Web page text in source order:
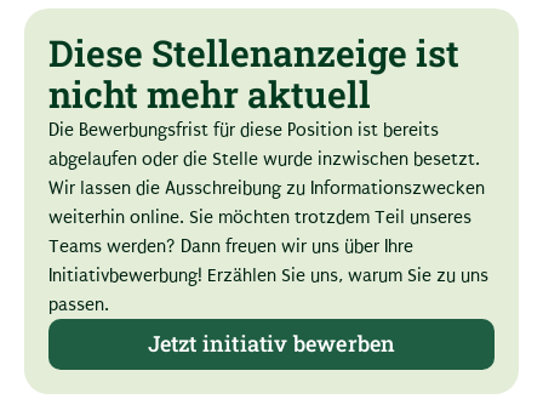
Diese Stellenanzeige ist
nicht mehr aktuell
Die Bewerbungsfrist für diese Position ist bereits
abgelaufen oder die Stelle wurde inzwischen besetzt.
Wir lassen die Ausschreibung zu Informationszwecken
weiterhin online. Sie möchten trotzdem Teil unseres
Teams werden? Dann freuen wir uns über Ihre
Initiativbewerbung! Erzählen Sie uns, warum Sie zu uns
passen.
Jetzt initiativ bewerben